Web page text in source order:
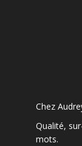
Chez
Qualité,
mots.